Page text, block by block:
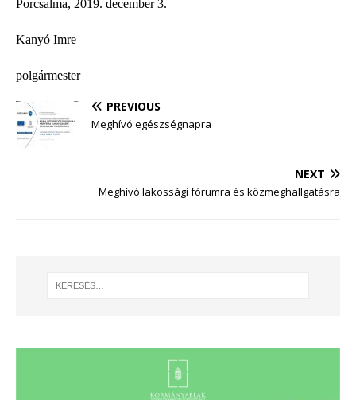
Porcsalma, 2019. december 3.
Kanyó Imre
polgármester
PREVIOUS
Meghívó egészségnapra
NEXT
Meghívó lakossági fórumra és közmeghallgatásra